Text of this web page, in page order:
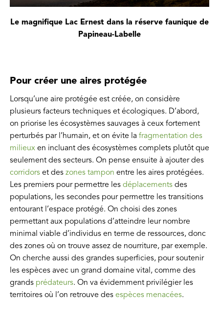
Le magnifique Lac Ernest dans la réserve faunique de
Papineau-Labelle
Pour créer une aires protégée
Lorsqu’une aire protégée est créée, on considère
plusieurs facteurs techniques et écologiques. D’abord,
on priorise les écosystèmes sauvages à ceux fortement
perturbés par l’humain, et on évite la fragmentation des
milieux en incluant des écosystèmes complets plutôt que
seulement des secteurs. On pense ensuite à ajouter des
corridors et des zones tampon entre les aires protégées.
Les premiers pour permettre les déplacements des
populations, les secondes pour permettre les transitions
entourant l’espace protégé. On choisi des zones
permettant aux populations d’atteindre leur nombre
minimal viable d’individus en terme de ressources, donc
des zones où on trouve assez de nourriture, par exemple.
On cherche aussi des grandes superficies, pour soutenir
les espèces avec un grand domaine vital, comme des
grands prédateurs. On va évidemment privilégier les
territoires où l’on retrouve des espèces menacées.